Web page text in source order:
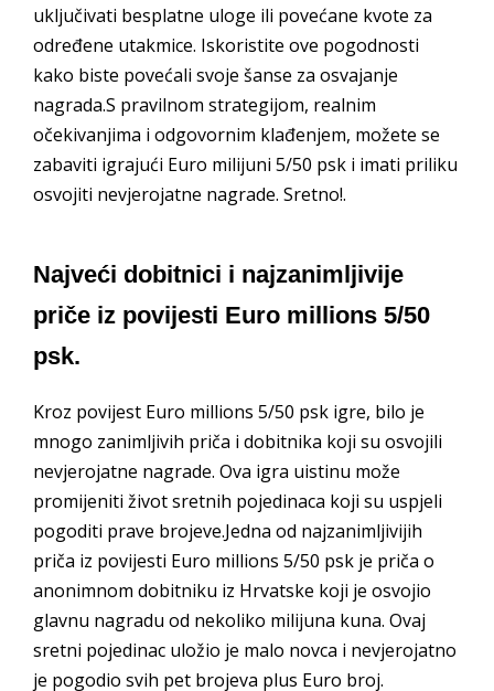
uključivati besplatne uloge ili povećane kvote za
određene utakmice. Iskoristite ove pogodnosti
kako biste povećali svoje šanse za osvajanje
nagrada.S pravilnom strategijom, realnim
očekivanjima i odgovornim klađenjem, možete se
zabaviti igrajući Euro milijuni 5/50 psk i imati priliku
osvojiti nevjerojatne nagrade. Sretno!.
Najveći dobitnici i najzanimljivije
priče iz povijesti Euro millions 5/50
psk.
Kroz povijest Euro millions 5/50 psk igre, bilo je
mnogo zanimljivih priča i dobitnika koji su osvojili
nevjerojatne nagrade. Ova igra uistinu može
promijeniti život sretnih pojedinaca koji su uspjeli
pogoditi prave brojeve.Jedna od najzanimljivijih
priča iz povijesti Euro millions 5/50 psk je priča o
anonimnom dobitniku iz Hrvatske koji je osvojio
glavnu nagradu od nekoliko milijuna kuna. Ovaj
sretni pojedinac uložio je malo novca i nevjerojatno
je pogodio svih pet brojeva plus Euro broj.